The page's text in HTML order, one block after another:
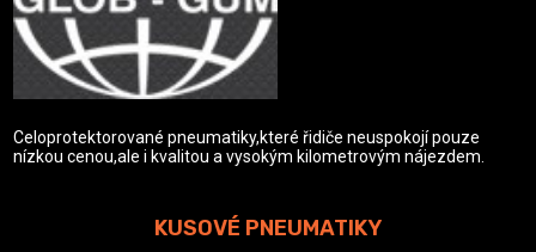
Celoprotektorované pneumatiky,které řidiče neuspokojí pouze
nízkou cenou,ale i kvalitou a vysokým kilometrovým nájezdem.
KUSOVÉ PNEUMATIKY